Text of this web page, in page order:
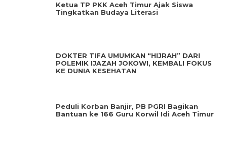
Ketua TP PKK Aceh Timur Ajak Siswa
Tingkatkan Budaya Literasi
DOKTER TIFA UMUMKAN “HIJRAH” DARI
POLEMIK IJAZAH JOKOWI, KEMBALI FOKUS
KE DUNIA KESEHATAN
Peduli Korban Banjir, PB PGRI Bagikan
Bantuan ke 166 Guru Korwil Idi Aceh Timur